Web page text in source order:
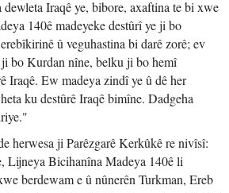
dewleta Iraqê ye, bibore, axaftina te bi xwe
140ê madeyeke destûrî ye ji bo
û veguhastina bi darê zorê; ev
ji bo Kurdan nîne, belku ji bo hemî
Iraqê. Ew madeya zindî ye û dê her
ku destûrê Iraqê bimîne. Dadgeha
herwesa ji Parêzgarê Kerkûkê re nivîsî:
Lijneya Bicihanîna Madeya 140ê li
berdewam e û nûnerên Turkman, Ereb